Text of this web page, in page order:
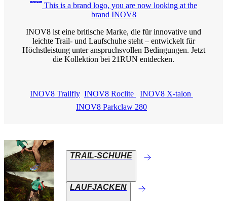
This is a brand logo, you are now looking at the
brand INOV8
INOV8 ist eine britische Marke, die für innovative und
leichte Trail- und Laufschuhe steht – entwickelt für
Höchstleistung unter anspruchsvollen Bedingungen. Jetzt
die Kollektion bei 21RUN entdecken.
INOV8 Trailfly INOV8 Roclite
INOV8 X-talon
INOV8 Parkclaw 280
TRAIL-SCHUHE
LAUFJACKEN